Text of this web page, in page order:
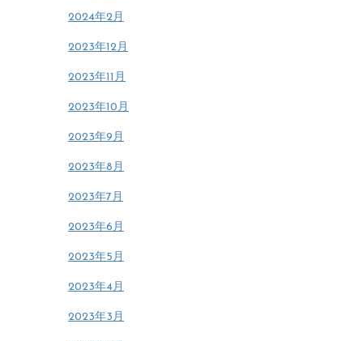
2024年2月
2023年12月
2023年11月
2023年10月
2023年9月
2023年8月
2023年7月
2023年6月
2023年5月
2023年4月
2023年3月